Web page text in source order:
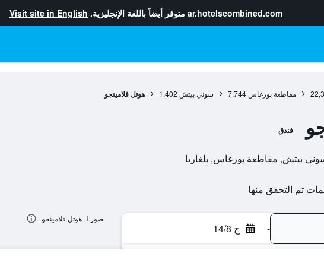
ar.hotelscombined.com متوفر أيضاً باللغة الإنجليزية. Visit site in English
مقاطعة بورغاس 7,744 سوني بيتش 1,402 هوتل فلامينجو
فندق
- ج 14/8
صور لـ هوتل فلامينجو